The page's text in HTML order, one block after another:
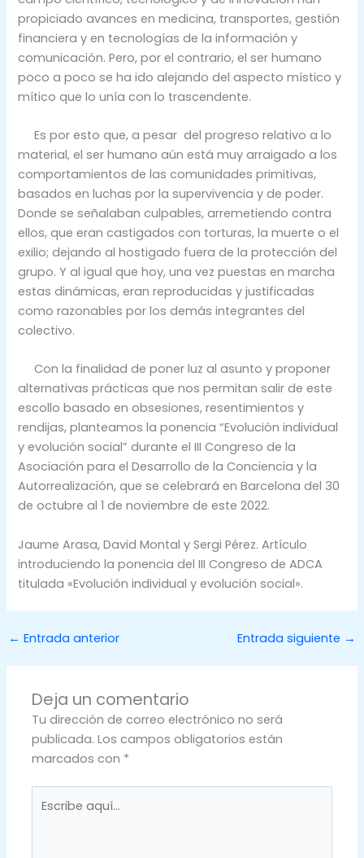
propiciado avances en medicina, transportes, gestión
financiera y en tecnologías de la información y
comunicación. Pero, por el contrario, el ser humano
poco a poco se ha ido alejando del aspecto místico y
mítico que lo unía con lo trascendente.
Es por esto que, a pesar del progreso relativo a lo
material, el ser humano aún está muy arraigado a los
comportamientos de las comunidades primitivas,
basados en luchas por la supervivencia y de poder.
Donde se señalaban culpables, arremetiendo contra
ellos, que eran castigados con torturas, la muerte o el
exilio; dejando al hostigado fuera de la protección del
grupo. Y al igual que hoy, una vez puestas en marcha
estas dinámicas, eran reproducidas y justificadas
como razonables por los demás integrantes del
colectivo.
Con la finalidad de poner luz al asunto y proponer
alternativas prácticas que nos permitan salir de este
escollo basado en obsesiones, resentimientos y
rendijas, planteamos la ponencia “Evolución individual
y evolución social” durante el III Congreso de la
Asociación para el Desarrollo de la Conciencia y la
Autorrealización, que se celebrará en Barcelona del 30
de octubre al 1 de noviembre de este 2022.
Jaume Arasa, David Montal y Sergi Pérez. Artículo
introduciendo la ponencia del III Congreso de ADCA
titulada «Evolución individual y evolución social».
← Entrada anterior Entrada siguiente →
Deja un comentario
Tu dirección de correo electrónico no será
publicada. Los campos obligatorios están
marcados con *
aquí...